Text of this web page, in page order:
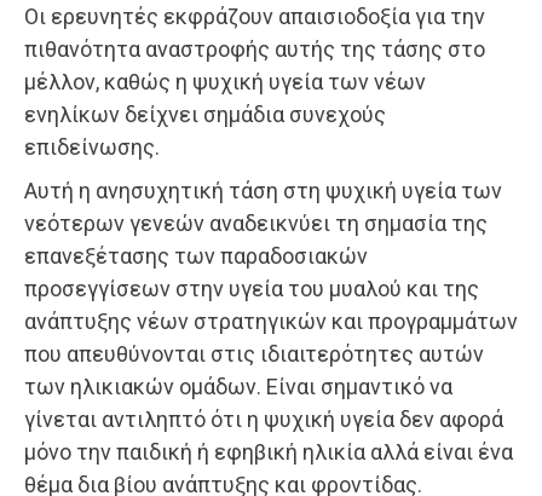
Οι ερευνητές εκφράζουν απαισιοδοξία για την
πιθανότητα αναστροφής αυτής της τάσης στο
μέλλον, καθώς η ψυχική υγεία των νέων
ενηλίκων δείχνει σημάδια συνεχούς
επιδείνωσης.
Αυτή η ανησυχητική τάση στη ψυχική υγεία των
νεότερων γενεών αναδεικνύει τη σημασία της
επανεξέτασης των παραδοσιακών
προσεγγίσεων στην υγεία του μυαλού και της
ανάπτυξης νέων στρατηγικών και προγραμμάτων
που απευθύνονται στις ιδιαιτερότητες αυτών
των ηλικιακών ομάδων. Είναι σημαντικό να
γίνεται αντιληπτό ότι η ψυχική υγεία δεν αφορά
μόνο την παιδική ή εφηβική ηλικία αλλά είναι ένα
θέμα δια βίου ανάπτυξης και φροντίδας.